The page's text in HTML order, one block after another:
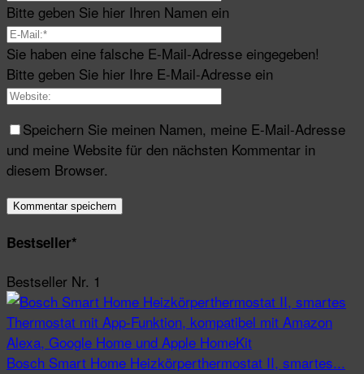
Bitte geben Sie hier Ihren Namen ein
Sie haben eine falsche E-Mail-Adresse eingegeben!
Bitte geben Sie hier Ihre E-Mail-Adresse ein
Speichern Sie meinen Namen, meine E-Mail-Adresse
und meine Website für den nächsten Kommentar in
diesem Browser.
Bestseller*
Bestseller Nr. 1
Bosch Smart Home Heizkörperthermostat II, smartes...